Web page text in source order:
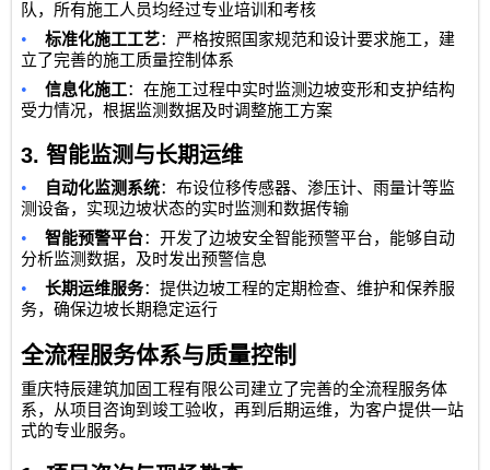
队，所有施工人员均经过专业培训和考核
• 标准化施工工艺：严格按照国家规范和设计要求施工，建
立了完善的施工质量控制体系
• 信息化施工：在施工过程中实时监测边坡变形和支护结构
受力情况，根据监测数据及时调整施工方案
3.智能监测与长期运维
• 自动化监测系统：布设位移传感器、渗压计、雨量计等监
测设备，实现边坡状态的实时监测和数据传输
• 智能预警平台：开发了边坡安全智能预警平台，能够自动
分析监测数据，及时发出预警信息
• 长期运维服务：提供边坡工程的定期检查、维护和保养服
务，确保边坡长期稳定运行
全流程服务体系与质量控制
重庆特辰建筑加固工程有限公司 建立了完善的全流程服务体
系，从项目咨询到竣工验收，再到后期运维，为客户提供一站
式的专业服务。